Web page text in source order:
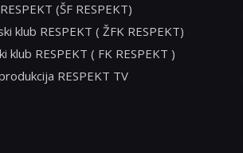
(ŠF RESPEKT)
klub RESPEKT ( ŽFK RESPEKT)
klub RESPEKT ( FK RESPEKT )
RESPEKT TV